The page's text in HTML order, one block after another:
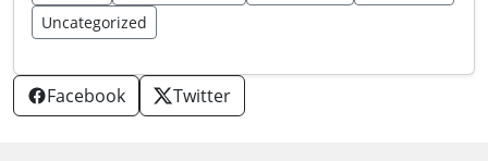
Uncategorized
Facebook Twitter